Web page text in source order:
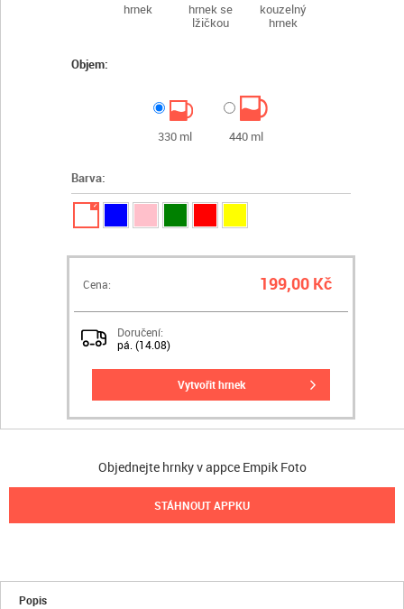
hrnek
hrnek se
lžičkou
kouzelný
hrnek
Objem:
330 ml 440 ml
Barva:
✓
Cena: 199,00 Kč
Doručení:
pá. (14.08)
vytvořit hrnek
Objednejte hrnky v appce Empik Foto
STÁHNOUT APPKU
Popis